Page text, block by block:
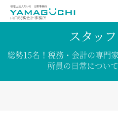
スタッ
総勢15名！ 税務・会計の専門家
所員の日常について